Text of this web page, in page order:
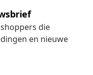
die
en nieuwe